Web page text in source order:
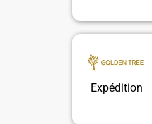
Expédition